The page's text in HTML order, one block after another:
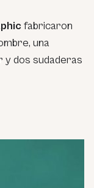
fabricaron
una
y dos sudaderas